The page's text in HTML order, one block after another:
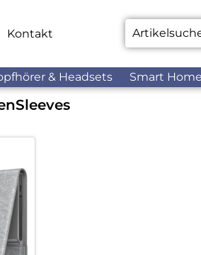
Kontakt
& Headsets Smart Home
Sleeves